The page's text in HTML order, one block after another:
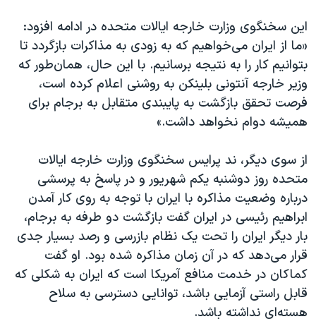
این سخنگوی وزارت خارجه ایالات متحده در ادامه افزود:
«ما از ایران می‌خواهیم که به زودی به مذاکرات بازگردد تا
بتوانیم کار را به نتیجه برسانیم. با این حال، همان‌طور که
وزیر خارجه آنتونی بلینکن به روشنی اعلام کرده است،
فرصت تحقق بازگشت به پایبندی متقابل به برجام برای
همیشه دوام نخواهد داشت.»
از سوی دیگر، ند پرایس سخنگوی وزارت خارجه ایالات
متحده روز دوشنبه یکم شهریور و در پاسخ به پرسشی
درباره وضعیت مذاکره با ایران با توجه به روی کار آمدن
ابراهیم رئیسی در ایران گفت بازگشت دو طرفه به برجام،
بار دیگر ایران را تحت یک نظام بازرسی و رصد بسیار جدی
قرار می‌دهد که در آن زمان مذاکره شده بود. او گفت
کماکان در خدمت منافع آمریکا است که ایران به شکلی که
قابل راستی آزمایی باشد، توانایی دسترسی به سلاح
هسته‌ای نداشته باشد.